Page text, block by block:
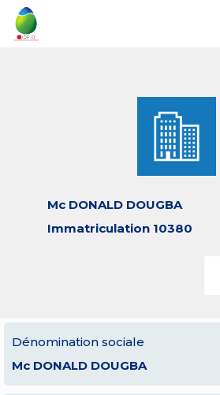
Mc DONALD DOUGBA
Immatriculation 10380
Dénomination sociale
Mc DONALD DOUGBA